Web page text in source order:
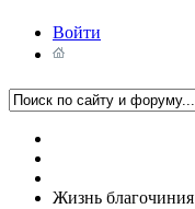
Войти
Жизнь благочиния